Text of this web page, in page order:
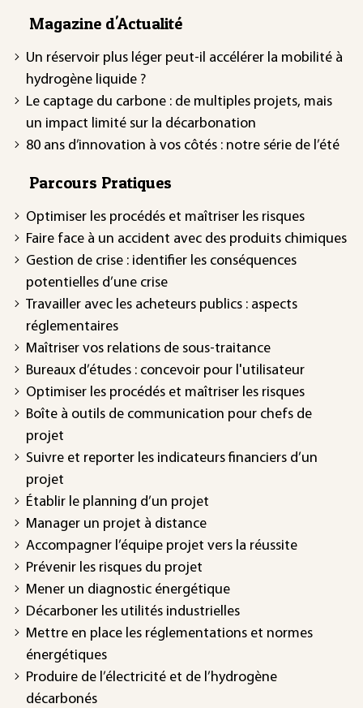
Magazine d'Actualité
Un réservoir plus léger peut-il accélérer la mobilité à
hydrogène liquide ?
Le captage du carbone : de multiples projets, mais
un impact limité sur la décarbonation
80 ans d’innovation à vos côtés : notre série de l’été
Parcours Pratiques
Optimiser les procédés et maîtriser les risques
Faire face à un accident avec des produits chimiques
Gestion de crise : identifier les conséquences
potentielles d’une crise
Travailler avec les acheteurs publics : aspects
réglementaires
Maîtriser vos relations de sous-traitance
Bureaux d’études : concevoir pour l'utilisateur
Optimiser les procédés et maîtriser les risques
Boîte à outils de communication pour chefs de
projet
Suivre et reporter les indicateurs financiers d’un
projet
Établir le planning d’un projet
Manager un projet à distance
Accompagner l’équipe projet vers la réussite
Prévenir les risques du projet
Mener un diagnostic énergétique
Décarboner les utilités industrielles
Mettre en place les réglementations et normes
énergétiques
Produire de l’électricité et de l’hydrogène
décarbonés